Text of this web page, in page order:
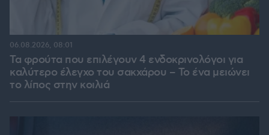
Τα φρούτα που επιλέγουν 4 ενδοκρινολόγοι για
καλύτερο έλεγχο του σακχάρου – Το ένα μειώνει
το λίπος στην κοιλιά
06.08.2026, 08:01